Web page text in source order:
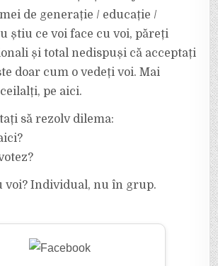
de generație / educație /
știu ce voi face cu voi, păreți
și total nedispuși că acceptați
doar cum o vedeți voi. Mai
pe aici.
să rezolv dilema:
voi? Individual, nu în grup.